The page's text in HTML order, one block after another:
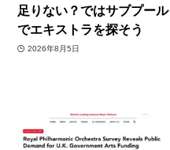
足りない？ではサブプール
でエキストラを探そう
2026年8月5日